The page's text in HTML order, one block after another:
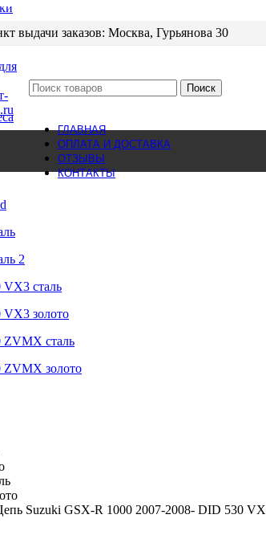
выдачи заказов: Москва, Гурьянова 30
Поиск
ГЛАВНАЯ
ОПЛАТА И ДОСТАВКА
ОТЗЫВЫ
КОНТАКТЫ
Suzuki GSX-R 1000 2007-2008- DID 530